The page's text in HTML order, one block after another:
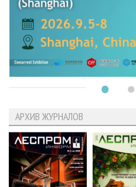
АРХИВ ЖУРНАЛОВ